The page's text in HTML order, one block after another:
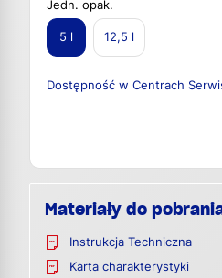
Jedn. opak.
5 l 12,5 l
Dostępność w Centrach
Materiały do
Instrukcja Techniczna
Karta charakterystyki